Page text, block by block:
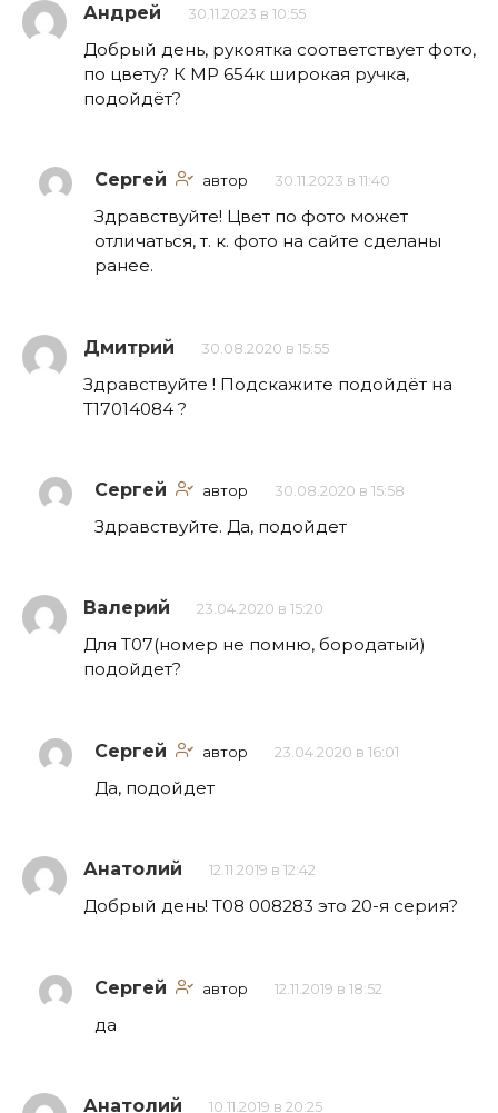
Андрей 30.11.2023 в 10:55
Добрый день, рукоятка соответствует фото,
по цвету? К МР 654к широкая ручка,
подойдёт?
Сергей автор 30.11.2023 в 11:40
Здравствуйте! Цвет по фото может
отличаться, т. к. фото на сайте сделаны
ранее.
Дмитрий 30.08.2020 в 15:55
Здравствуйте ! Подскажите подойдёт на
Т17014084 ?
Сергей автор 30.08.2020 в 15:58
Здравствуйте. Да, подойдет
Валерий 23.04.2020 в 15:20
Для Т07(номер не помню, бородатый)
подойдет?
Сергей автор 23.04.2020 в 16:01
Да, подойдет
Анатолий 12.11.2019 в 12:42
Добрый день! Т08 008283 это 20-я серия?
Сергей автор 12.11.2019 в 18:52
да
Анатолий 10.11.2019 в 20:25